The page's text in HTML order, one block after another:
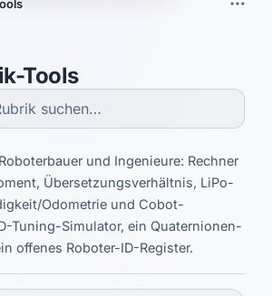
Tools
und Ingenieure: Rechner
Übersetzungsverhältnis, LiPo-
Odometrie und Cobot-
Tuning-Simulator, ein Quaternionen-
offenes Roboter-ID-Register.